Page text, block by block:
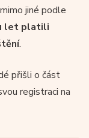
jiné podle
let platili
.
přišli o část
registraci na